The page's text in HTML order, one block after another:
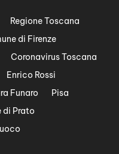
Regione Toscana
di Firenze
Coronavirus Toscana
Enrico Rossi
Funaro
Pisa
di Prato